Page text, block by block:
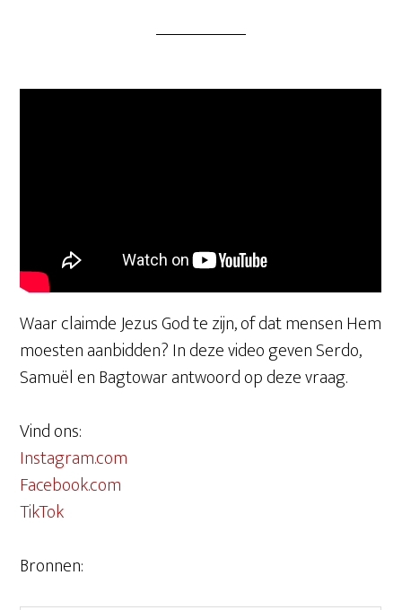
Waar claimde Jezus God te zijn, of dat mensen Hem
moesten aanbidden? In deze video geven Serdo,
Samuël en Bagtowar antwoord op deze vraag.
Vind ons:
Instagram.com
Facebook.com
TikTok
Bronnen: